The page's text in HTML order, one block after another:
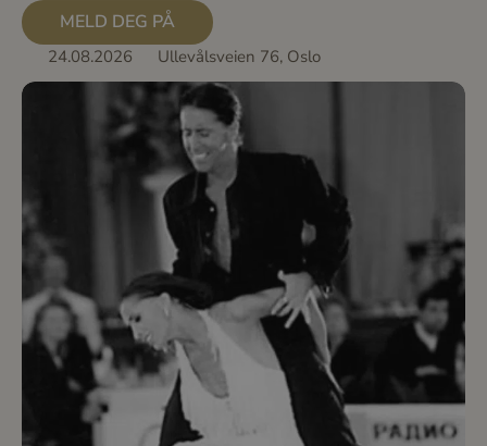
MELD DEG PÅ
24.08.2026 Ullevålsveien 76, Oslo